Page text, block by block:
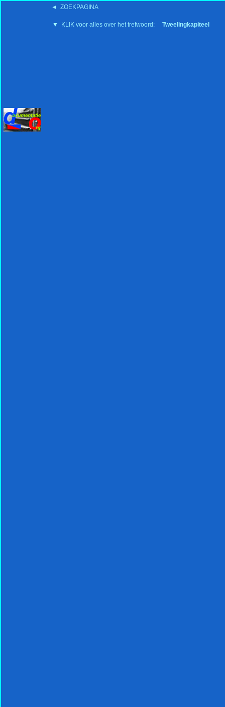
◄ ZOEKPAGINA
▼ KLIK voor alles over het trefwoord: Tweelingkapiteel
'15:19 19-2-2008